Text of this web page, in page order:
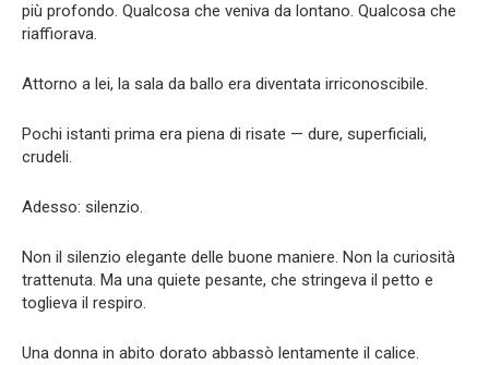
più profondo. Qualcosa che veniva da lontano. Qualcosa che
riaffiorava.
Attorno a lei, la sala da ballo era diventata irriconoscibile.
Pochi istanti prima era piena di risate — dure, superficiali,
crudeli.
Adesso: silenzio.
Non il silenzio elegante delle buone maniere. Non la curiosità
trattenuta. Ma una quiete pesante, che stringeva il petto e
toglieva il respiro.
Una donna in abito dorato abbassò lentamente il calice.